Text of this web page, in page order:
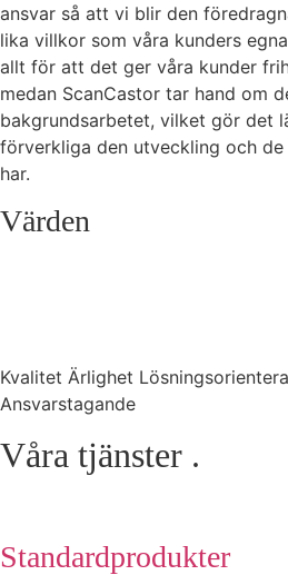
ansvar så att vi blir den
lika villkor som våra kunders
allt för att det ger våra kunder
medan ScanCastor tar hand om
bakgrundsarbetet, vilket gör det
förverkliga den utveckling och
har.
Värden
Kvalitet Ärlighet
Ansvarstagande
Våra tjänster .
Standardprodukter